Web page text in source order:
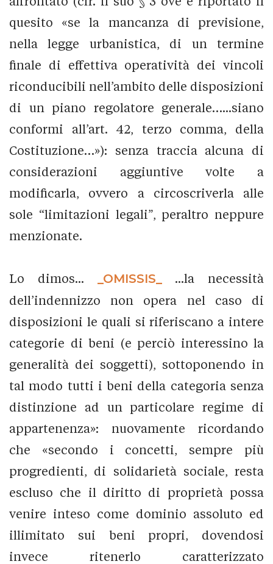
quesito «se la mancanza di previsione,
nella legge urbanistica, di un termine
finale di effettiva operatività dei vincoli
riconducibili nell’ambito delle disposizioni
di un piano regolatore generale…...siano
conformi all’art. 42, terzo comma, della
Costituzione…»): senza traccia alcuna di
considerazioni aggiuntive volte a
modificarla, ovvero a circoscriverla alle
sole “limitazioni legali”, peraltro neppure
menzionate.
Lo dimos... _OMISSIS_
...la necessità
dell’indennizzo non opera nel caso di
disposizioni le quali si riferiscano a intere
categorie di beni (e perciò interessino la
generalità dei soggetti), sottoponendo in
tal modo tutti i beni della categoria senza
distinzione ad un particolare regime di
appartenenza»: nuovamente ricordando
che «secondo i concetti, sempre più
progredienti, di solidarietà sociale, resta
escluso che il diritto di proprietà possa
venire inteso come dominio assoluto ed
illimitato sui beni propri, dovendosi
invece ritenerlo caratterizzato